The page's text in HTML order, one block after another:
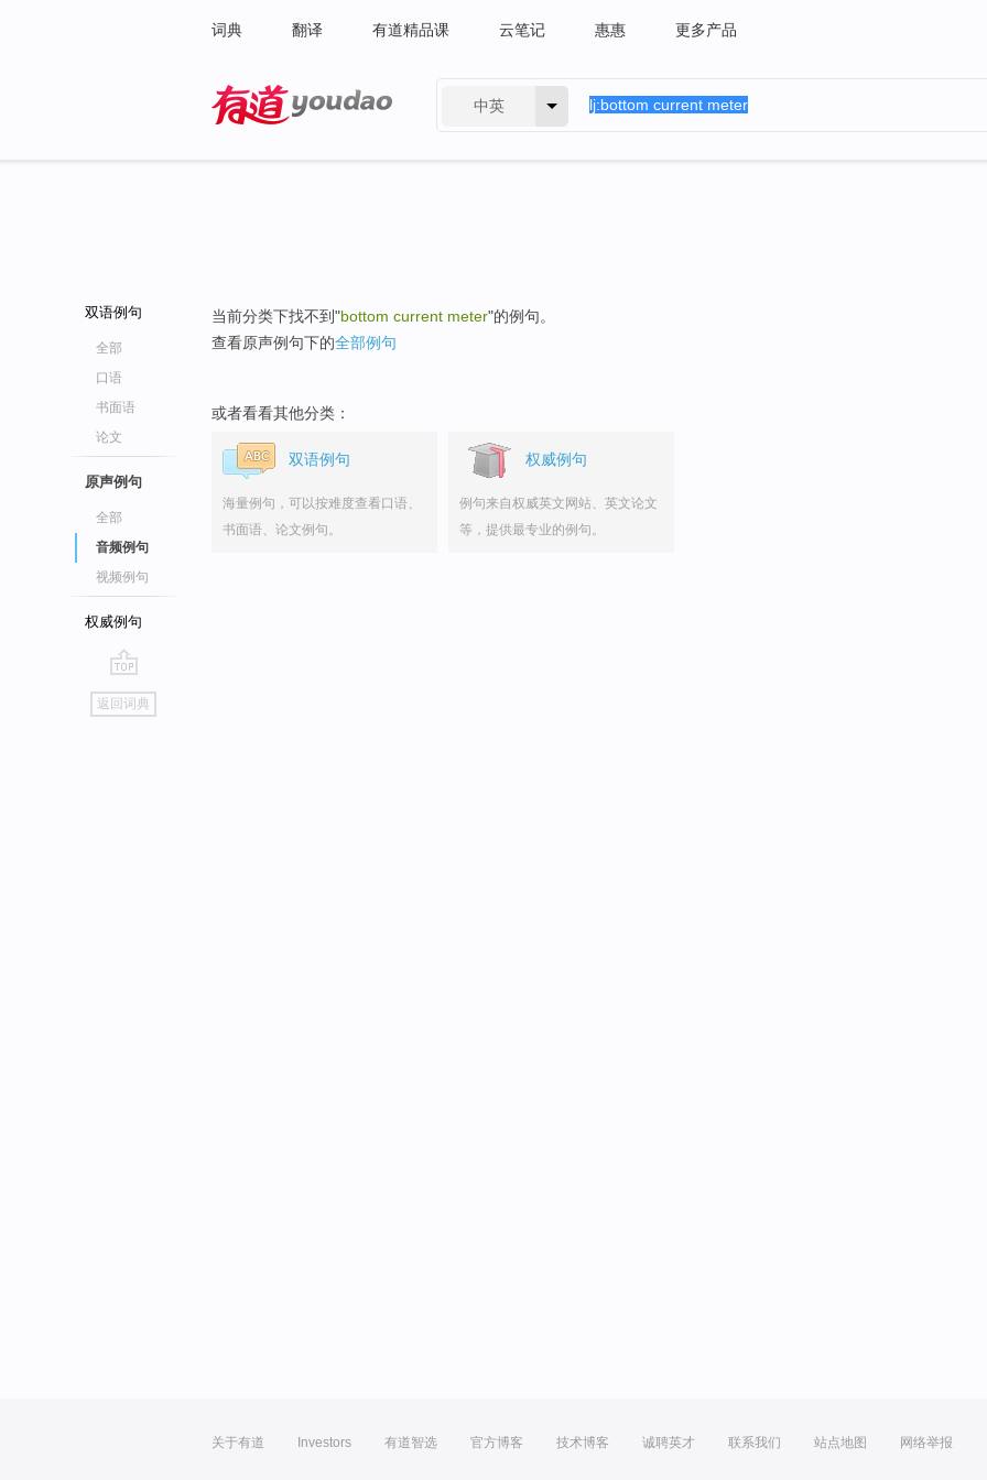
词典 翻译 有道精品课 云笔记 惠惠 更多产品
中英
双语例句
全部
口语
书面语
论文
原声例句
全部
音频例句
视频例句
权威例句
go
top
返回词典
当前分类下找不到"bottom current meter"的例句。
查看原声例句下的全部例句
或者看看其他分类：
双语例句
海量例句，可以按难度查看口语、
书面语、论文例句。
权威例句
例句来自权威英文网站、英文论文
等，提供最专业的例句。
关于有道 Investors 有道智选 官方博客 技术博客 诚聘英才 联系我们 站点地图 网络举报